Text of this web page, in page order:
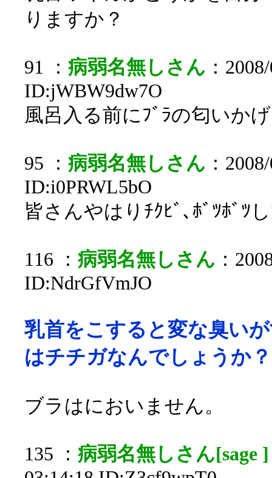
りますか？
91 ： 病弱名無しさん ：
ID:jWBW9dw7O
風呂入る前にﾌﾞﾗの匂いか
95 ： 病弱名無しさん ：
ID:i0PRWL5bO
皆さんやはりﾁｸﾋﾞ､ﾎﾞﾂﾎﾞﾂ
116 ： 病弱名無しさん ：
ID:NdrGfVmJO
乳首をこすると変な臭い
はチチガなんでしょうか？
ブラはにおいません。
135 ： 病弱名無しさん[sage ]